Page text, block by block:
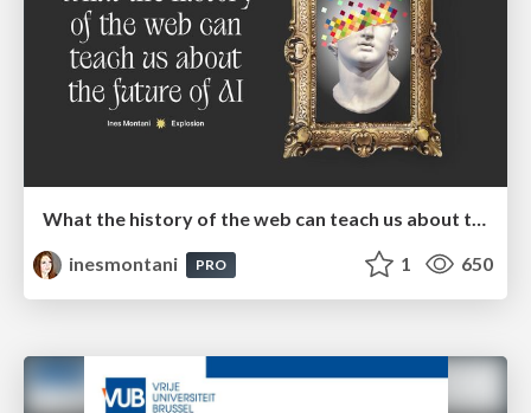
What the history of the web can teach us about the future of AI
inesmontani
PRO 1 650